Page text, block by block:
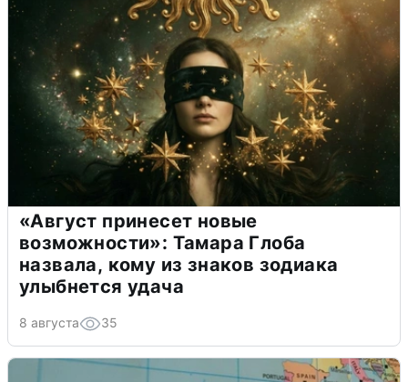
«Август принесет новые
возможности»: Тамара Глоба
назвала, кому из знаков зодиака
улыбнется удача
8 августа 35